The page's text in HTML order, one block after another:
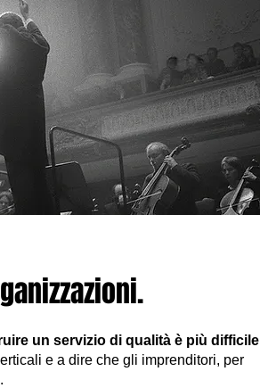
un servizio di qualità è più difficile
e a dire che gli imprenditori, per
.